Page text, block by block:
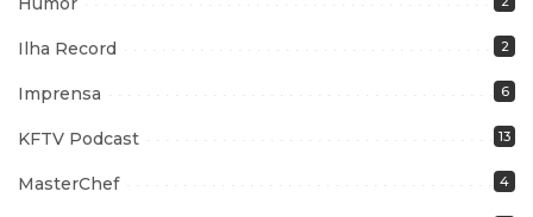
Ilha Record 2
Imprensa 6
KFTV Podcast 13
MasterChef 4